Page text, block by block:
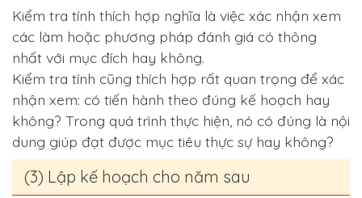
Kiểm tra tính thích hợp nghĩa là việc xác nhận xem
các làm hoặc phương pháp đánh giá có thông
nhất với mục đích hay không.
Kiểm tra tính cũng thích hợp rất quan trọng để xác
nhận xem: có tiến hành theo đúng kế hoạch hay
không? Trong quá trình thực hiện, nó có đúng là nội
dung giúp đạt được mục tiêu thực sự hay không?
(3) Lập kế hoạch cho năm sau